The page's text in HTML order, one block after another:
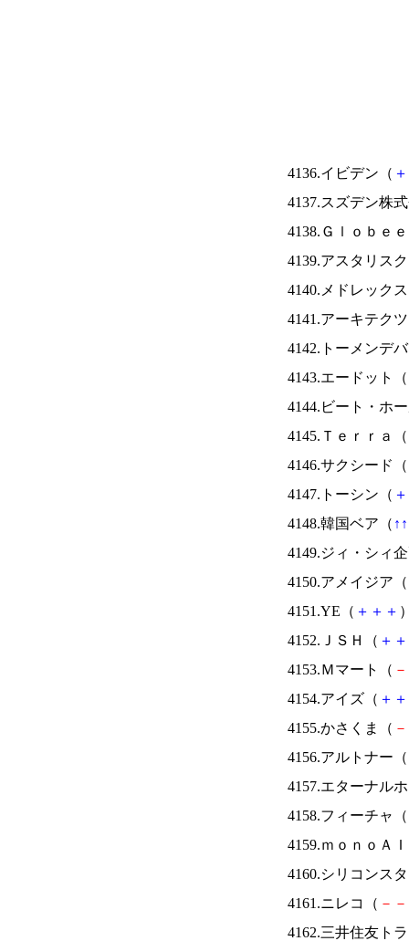
4136.イビデン（ ＋
4137.スズデン株
4138.Ｇｌｏｂｅ
4139.アスタリス
4140.メドレック
4141.アーキテク
4142.トーメンデ
4143.エードット（
4144.ビート・ホ
4145.Ｔｅｒｒａ（
4146.サクシード（
4147.トーシン（ ＋
4148.韓国ベア（ ↑ ↑
4149.ジィ・シィ
4150.アメイジア（
4151.YE（ ＋ ＋ ＋
4152.ＪＳＨ（ ＋ ＋
4153.Ｍマート（ －
4154.アイズ（ ＋ ＋
4155.かさくま（ －
4156.アルトナー（
4157.エターナル
4158.フィーチャ（
4159.ｍｏｎｏＡ
4160.シリコンス
4161.ニレコ（ － －
4162.三井住友ト